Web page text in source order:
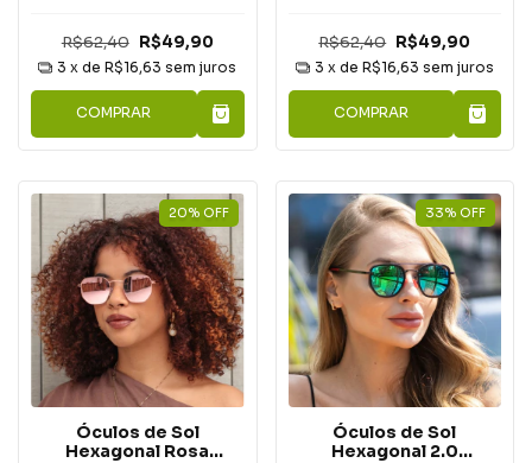
R$62,40 R$49,90
3 x deR$16,63 sem juros
COMPRAR
R$62,40 R$49,90
3 x de R$16,63 sem juros
COMPRAR
20% OFF
Óculos de Sol
Hexagonal Rosa
33% OFF
Óculos de Sol
Hexagonal 2.0